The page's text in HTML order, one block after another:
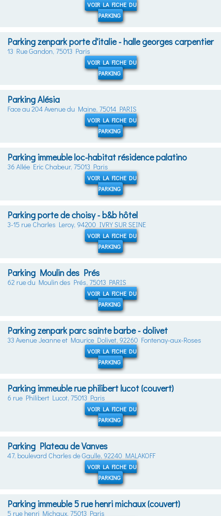
VOIR LA FICHE DU
PARKING
Parking zenpark porte d'italie - halle georges carpentier
13 Rue Gandon, 75013 Paris
VOIR LA FICHE DU
PARKING
Parking Alésia
Face au 204 Avenue du Maine, 75014 PARIS
VOIR LA FICHE DU
PARKING
Parking immeuble loc-habitat résidence palatino
36 Allée Eric Chabeur, 75013 Paris
VOIR LA FICHE DU
PARKING
Parking porte de choisy - b&b hôtel
3-15 rue Charles Leroy, 94200 IVRY SUR SEINE
VOIR LA FICHE DU
PARKING
Parking Moulin des Prés
62 rue du Moulin des Prés, 75013 PARIS
VOIR LA FICHE DU
PARKING
Parking zenpark parc sainte barbe - dolivet
33 Avenue Jeanne et Maurice Dolivet, 92260 Fontenay-aux-Roses
VOIR LA FICHE DU
PARKING
Parking immeuble rue philibert lucot (couvert)
6 rue Philibert Lucot, 75013 Paris
VOIR LA FICHE DU
PARKING
Parking Plateau de Vanves
47, boulevard Charles de Gaulle, 92240 MALAKOFF
VOIR LA FICHE DU
PARKING
Parking immeuble 5 rue henri michaux (couvert)
5 rue henri Michaux, 75013 Paris